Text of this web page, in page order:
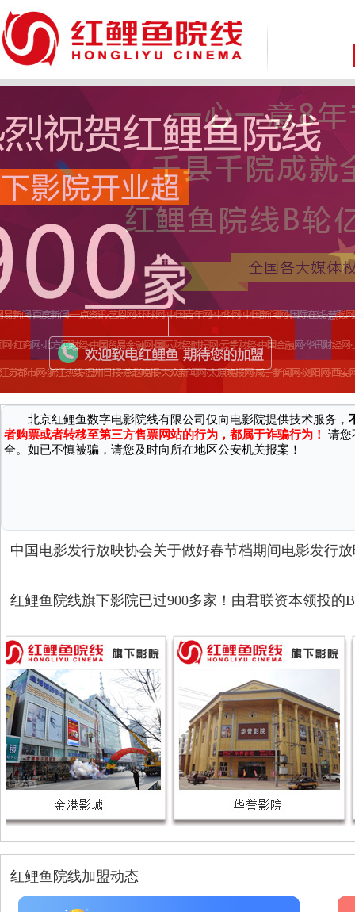
致 尊敬的广大消费者：
因近期接到国家机关反馈，有不法分子通过微信、第三方网站/软件等
北京红鲤鱼数字电影院线有限公司仅向电影院提供技术服务，
者购票或者转移至第三方售票网站的行为，都属于诈骗行为！请您
全。如已不慎被骗，请您及时向所在地区公安机关报案！
中国电影发行放映协会关于做好春节档期间电影发行
红鲤鱼院线旗下影院已过900多家！由君联资本领投的
红鲤鱼院线加盟动态